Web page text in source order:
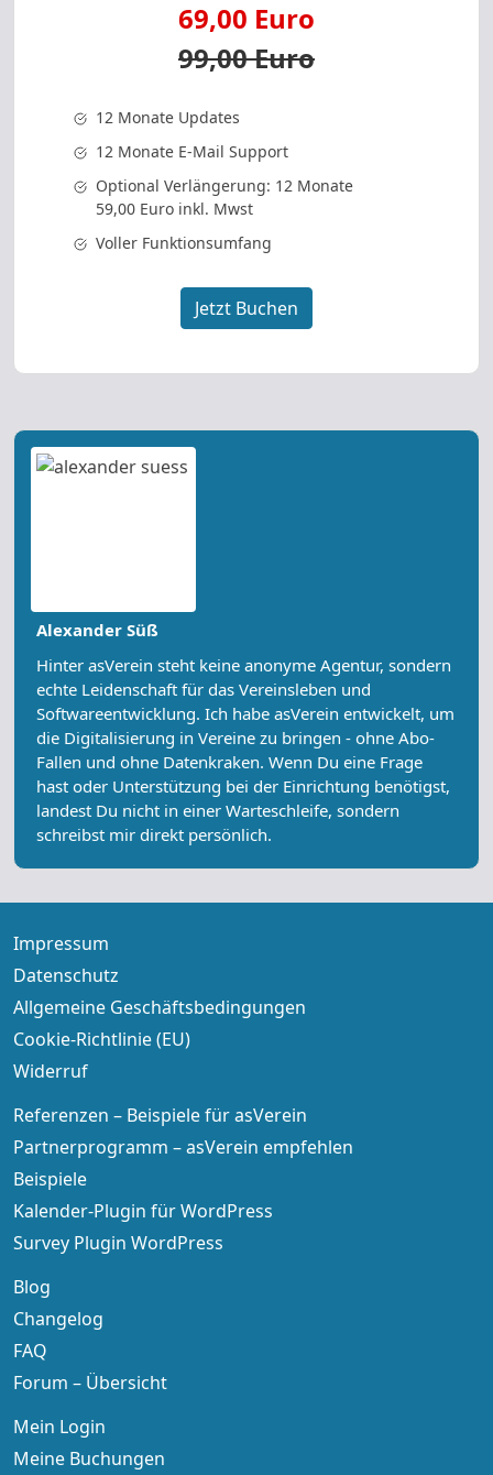
69,00 Euro
99,00 Euro
12 Monate Updates
12 Monate E-Mail Support
Optional Verlängerung: 12 Monate
59,00 Euro inkl. Mwst
Voller Funktionsumfang
Jetzt Buchen
Alexander Süß
Hinter asVerein steht keine anonyme Agentur, sondern
echte Leidenschaft für das Vereinsleben und
Softwareentwicklung. Ich habe asVerein entwickelt, um
die Digitalisierung in Vereine zu bringen - ohne Abo-
Fallen und ohne Datenkraken. Wenn Du eine Frage
hast oder Unterstützung bei der Einrichtung benötigst,
landest Du nicht in einer Warteschleife, sondern
schreibst mir direkt persönlich.
Impressum
Datenschutz
Allgemeine Geschäftsbedingungen
Cookie-Richtlinie (EU)
Widerruf
Referenzen – Beispiele für asVerein
Partnerprogramm – asVerein empfehlen
Beispiele
Kalender-Plugin für WordPress
Survey Plugin WordPress
Blog
Changelog
FAQ
Forum – Übersicht
Mein Login
Meine Buchungen